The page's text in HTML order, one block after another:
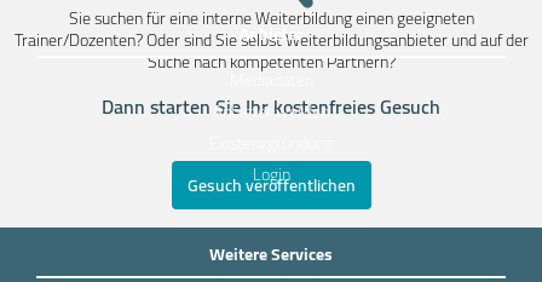
Sie suchen für eine interne Weiterbildung einen geeigneten
Trainer/Dozenten? Oder sind Sie selbst Weiterbildungsanbieter und auf der
Suche nach kompetenten Partnern?
Dann starten Sie Ihr kostenfreies Gesuch
Gesuch veröffentlichen
Anbieter
Mediadaten
Anbieter werden
Login
Weitere Services